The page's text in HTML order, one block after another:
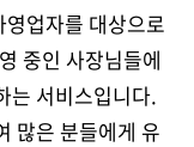
업자를 대상으로
중인 사장님들에
는 서비스입니다.
많은 분들에게 유